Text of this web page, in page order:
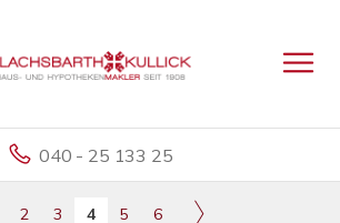
040 - 25 133 25
2 3 4 5 6